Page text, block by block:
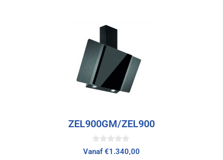
ZEL900GM/ZEL900
0
v
Vanaf€1.340,00